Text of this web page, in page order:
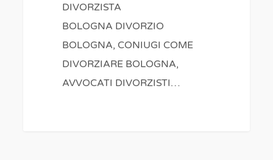
DIVORZISTA
BOLOGNA DIVORZIO
BOLOGNA, CONIUGI COME
DIVORZIARE BOLOGNA,
AVVOCATI DIVORZISTI…